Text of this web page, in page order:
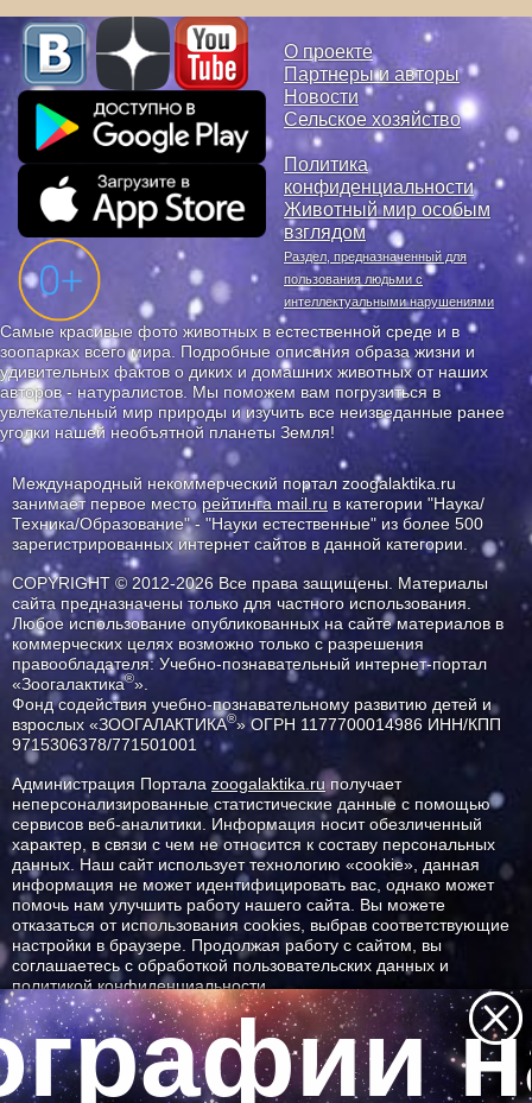
О проекте
Партнеры и авторы
Новости
Сельское хозяйство
Политика
конфиденциальности
Животный мир особым
взглядом
Раздел, предназначенный для
пользования людьми с
интеллектуальными нарушениями
Самые красивые фото животных в естественной среде и в
зоопарках всего мира. Подробные описания образа жизни и
удивительных фактов о диких и домашних животных от наших
авторов - натуралистов. Мы поможем вам погрузиться в
увлекательный мир природы и изучить все неизведанные ранее
уголки нашей необъятной планеты Земля!
Международный некоммерческий портал zoogalaktika.ru
занимает первое месторейтинга mail.ru в категории "Наука/
Техника/Образование" - "Науки естественные" из более 500
зарегистрированных интернет сайтов в данной категории.
COPYRIGHT © 2012-2026 Все права защищены. Материалы
сайта предназначены только для частного использования.
Любое использование опубликованных на сайте материалов в
коммерческих целях возможно только с разрешения
правообладателя: Учебно-познавательный интернет-портал
«Зоогалактика®».
Фонд содействия учебно-познавательному развитию детей и
взрослых «ЗООГАЛАКТИКА®» ОГРН 1177700014986 ИНН/КПП
9715306378/771501001
Администрация Портала zoogalaktika.ruполучает
неперсонализированные статистические данные с помощью
сервисов веб-аналитики. Информация носит обезличенный
характер, в связи с чем не относится к составу персональных
данных. Наш сайт использует технологию «cookie», данная
информация не может идентифицировать вас, однако может
помочь нам улучшить работу нашего сайта. Вы можете
отказаться от использования cookies, выбрав соответствующие
настройки в браузере. Продолжая работу с сайтом, вы
соглашаетесь с обработкой пользовательских данных и
политикой конфиденциальности.
ID ресурса: 11925